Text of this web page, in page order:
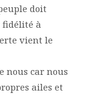
doit
fidélité à
vient le
nous car nous
ailes et